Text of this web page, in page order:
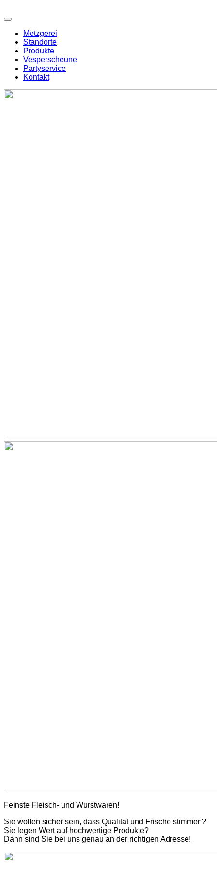
Metzgerei
Standorte
Produkte
Vesperscheune
Partyservice
Kontakt
Feinste Fleisch- und Wurstwaren!
Sie wollen sicher sein, dass Qualität und Frische stimmen?
Sie legen Wert auf hochwertige Produkte?
Dann sind Sie bei uns genau an der richtigen Adresse!